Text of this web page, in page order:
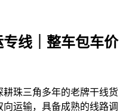
线｜整车包车价
珠三角多年的老牌干线货
运输，具备成熟的线路调